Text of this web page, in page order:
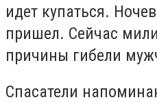
идет купаться.
пришел. Сейчас
причины гибели
Спасатели